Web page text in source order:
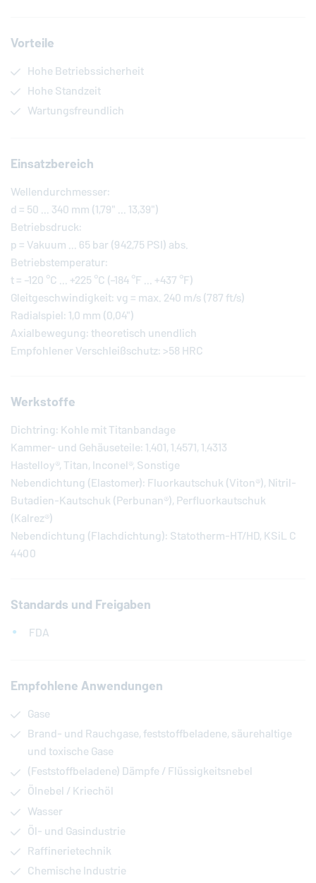
Vorteile
Hohe Betriebssicherheit
Hohe Standzeit
Wartungsfreundlich
Einsatzbereich
Wellendurchmesser:
d = 50 ... 340 mm (1,79" ... 13,39")
Betriebsdruck:
p = Vakuum ... 65 bar (942,75 PSI) abs.
Betriebstemperatur:
t = –120 °C ... +225 °C (–184 °F ... +437 °F)
Gleitgeschwindigkeit: vg = max. 240 m/s (787 ft/s)
Radialspiel: 1,0 mm (0,04")
Axialbewegung: theoretisch unendlich
Empfohlener Verschleißschutz: >58 HRC
Werkstoffe
Dichtring: Kohle mit Titanbandage
Kammer- und Gehäuseteile: 1.401, 1.4571, 1.4313
Hastelloy®, Titan, Inconel®, Sonstige
Nebendichtung (Elastomer): Fluorkautschuk (Viton®), Nitril-
Butadien-Kautschuk (Perbunan®), Perfluorkautschuk
(Kalrez®)
Nebendichtung (Flachdichtung): Statotherm-HT/HD, KSiL C
4400
Standards und Freigaben
FDA
Empfohlene Anwendungen
Gase
Brand- und Rauchgase, feststoffbeladene, säurehaltige
und toxische Gase
(Feststoffbeladene) Dämpfe / Flüssigkeitsnebel
Ölnebel / Kriechöl
Wasser
Öl- und Gasindustrie
Raffinerietechnik
Chemische Industrie